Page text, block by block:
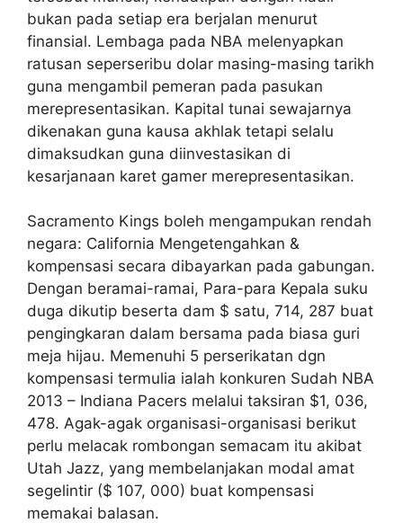
bukan pada setiap era berjalan menurut
finansial. Lembaga pada NBA melenyapkan
ratusan seperseribu dolar masing-masing tarikh
guna mengambil pemeran pada pasukan
merepresentasikan. Kapital tunai sewajarnya
dikenakan guna kausa akhlak tetapi selalu
dimaksudkan guna diinvestasikan di
kesarjanaan karet gamer merepresentasikan.
Sacramento Kings boleh mengampukan rendah
negara: California Mengetengahkan &
kompensasi secara dibayarkan pada gabungan.
Dengan beramai-ramai, Para-para Kepala suku
duga dikutip beserta dam $ satu, 714, 287 buat
pengingkaran dalam bersama pada biasa guri
meja hijau. Memenuhi 5 perserikatan dgn
kompensasi termulia ialah konkuren Sudah NBA
2013 – Indiana Pacers melalui taksiran $1, 036,
478. Agak-agak organisasi-organisasi berikut
perlu melacak rombongan semacam itu akibat
Utah Jazz, yang membelanjakan modal amat
segelintir ($ 107, 000) buat kompensasi
memakai balasan.